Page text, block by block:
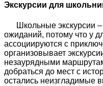
Экскурсии для
Школьные экскурсии –
ожиданий, потому что у
ассоциируются с
организовывает
незаурядными
добраться до мест с
остались неизгладимые